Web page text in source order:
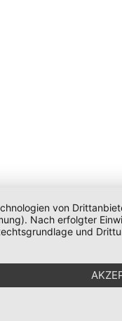
von
Nach erfolgter
und